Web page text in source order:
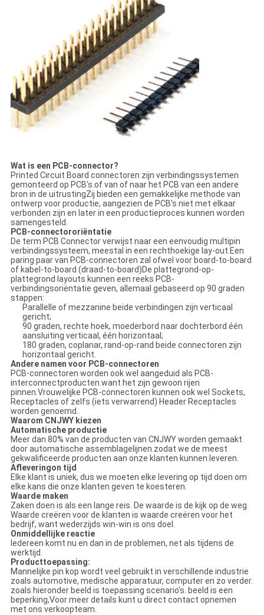
Wat is een PCB-connector?
Printed Circuit Board connectoren zijn verbindingssystemen
gemonteerd op PCB's.of van of naar het PCB van een andere
bron in de uitrustingZij bieden een gemakkelijke methode van
ontwerp voor productie, aangezien de PCB's niet met elkaar
verbonden zijn en later in een productieproces kunnen worden
samengesteld.
PCB-connectororiëntatie
De term PCB Connector verwijst naar een eenvoudig multipin
verbindingssysteem, meestal in een rechthoekige lay-out.Een
paring paar van PCB-connectoren zal ofwel voor board-to-board
of kabel-to-board (draad-to-board)De plattegrond-op-
plattegrond layouts kunnen een reeks PCB-
verbindingsoriëntatie geven, allemaal gebaseerd op 90 graden
stappen:
Parallelle of mezzanine beide verbindingen zijn verticaal
gericht;
90 graden, rechte hoek, moederbord naar dochterbord één
aansluiting verticaal, één horizontaal;
180 graden, coplanar, rand-op-rand beide connectoren zijn
horizontaal gericht.
Andere namen voor PCB-connectoren
PCB-connectoren worden ook wel aangeduid als PCB-
interconnectproducten.want het zijn gewoon rijen
pinnen.Vrouwelijke PCB-connectoren kunnen ook wel Sockets,
Receptacles of zelfs (iets verwarrend) Header Receptacles
worden genoemd.
Waarom CNJWY kiezen
Automatische productie
Meer dan 80% van de producten van CNJWY worden gemaakt
door automatische assemblagelijnen.zodat we de meest
gekwalificeerde producten aan onze klanten kunnen leveren.
Afleveringon tijd
Elke klant is uniek, dus we moeten elke levering op tijd doen om
elke kans die onze klanten geven te koesteren.
Waarde maken
Zaken doen is als een lange reis. De waarde is de kijk op de weg.
Waarde creëren voor de klanten is waarde creëren voor het
bedrijf, want wederzijds win-win is ons doel.
Onmiddellijke reactie
Iedereen komt nu en dan in de problemen, net als tijdens de
werktijd.
Producttoepassing:
Mannelijke pin kop wordt veel gebruikt in verschillende industrie
zoals automotive, medische apparatuur, computer en zo verder.
zoals hieronder beeld is toepassing scenario's. beeld is een
beperking,Voor meer details kunt u direct contact opnemen
met ons verkoopteam.